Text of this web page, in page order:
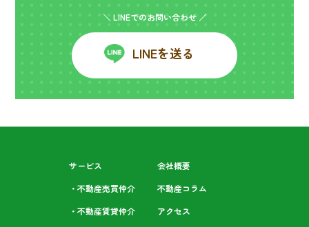
＼ LINEでのお問い合わせ ／
LINEを送る
サービス
・不動産売買仲介
・不動産賃貸仲介
会社概要
不動産コラム
アクセス